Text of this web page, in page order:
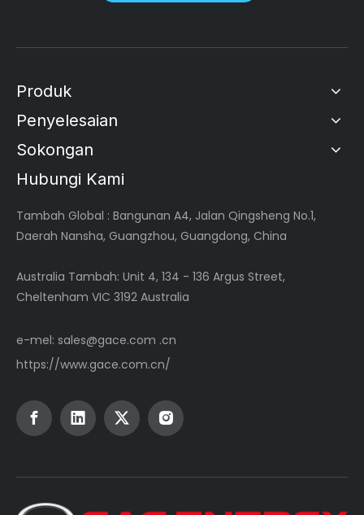
Produk
Penyelesaian
Sokongan
Hubungi Kami
Tambah Global : Bangunan A4, Jalan Qingsheng No.1,
Daerah Nansha, Guangzhou, Guangdong, China
Australia Tambah: Unit 4, 134 - 136 Argus Street,
Cheltenham VIC 3192 Australia
e-mel: sales@gace.com .cn
https://www.gace.com.cn/